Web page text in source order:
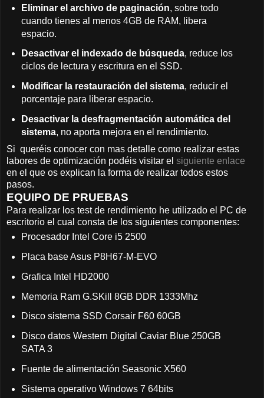
Eliminar el archivo de paginación, sobre todo
cuando tienes al menos 4GB de RAM, libera
espacio.
Desactivar el indexado de búsqueda, reduce los
ciclos de lectura y escritura en el SSD.
Modificar la restauración del sistema, reducir el
porcentaje para liberar espacio.
Desactivar la desfragmentación automática del
sistema, no aporta mejora en el rendimiento.
Si queréis conocer con mas detalle como realizar estas
labores de optimización podéis visitar el siguiente enlace
en el que os explican la forma de realizar todos estos
pasos.
EQUIPO DE PRUEBAS
Para realizar los test de rendimiento he utilizado el PC de
escritorio el cual consta de los siguientes componentes:
Procesador Intel Core i5 2500
Placa base Asus P8H67-M-EVO
Grafica Intel HD2000
Memoria Ram G.SKill 8GB DDR 1333Mhz
Disco sistema SSD Corsair F60 60GB
Disco datos Western Digital Caviar Blue 250GB
SATA 3
Fuente de alimentación Seasonic X560
Sistema operativo Windows 7 64bits